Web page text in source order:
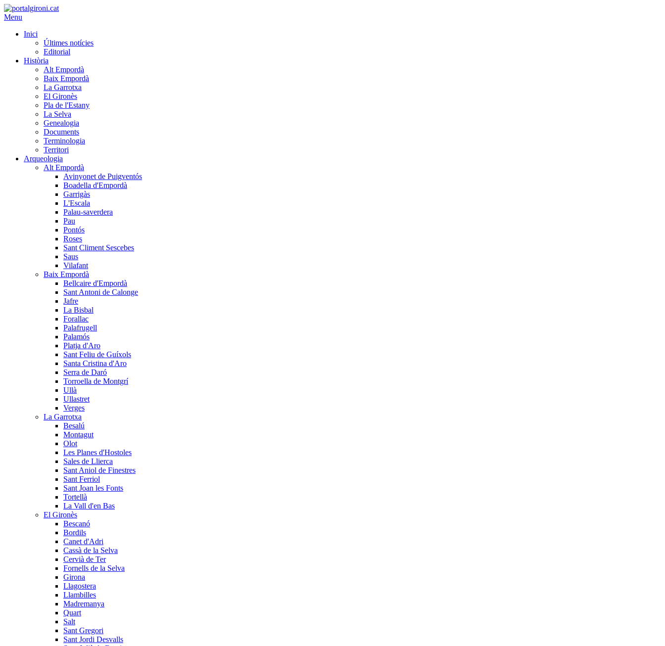
Menu
Inici
Últimes notícies
Editorial
Història
Alt Empordà
Baix Empordà
La Garrotxa
El Gironès
Pla de l'Estany
La Selva
Genealogia
Documents
Terminologia
Territori
Arqueologia
Alt Empordà
Avinyonet de Puigventós
Boadella d'Empordà
Garrigàs
L'Escala
Palau-saverdera
Pau
Pontós
Roses
Sant Climent Sescebes
Saus
Vilafant
Baix Empordà
Bellcaire d'Empordà
Sant Antoni de Calonge
Jafre
La Bisbal
Forallac
Palafrugell
Palamós
Platja d'Aro
Sant Feliu de Guíxols
Santa Cristina d'Aro
Serra de Daró
Torroella de Montgrí
Ullà
Ullastret
Verges
La Garrotxa
Besalú
Montagut
Olot
Les Planes d'Hostoles
Sales de Llierca
Sant Aniol de Finestres
Sant Ferriol
Sant Joan les Fonts
Tortellà
La Vall d'en Bas
El Gironès
Bescanó
Bordils
Canet d'Adri
Cassà de la Selva
Cervià de Ter
Fornells de la Selva
Girona
Llagostera
Llambilles
Madremanya
Quart
Salt
Sant Gregori
Sant Jordi Desvalls